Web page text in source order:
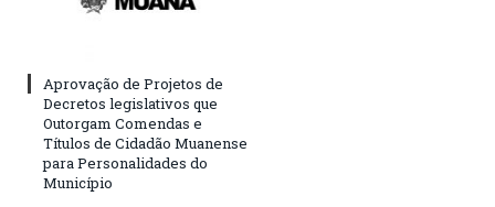
Aprovação de Projetos de
Decretos legislativos que
Outorgam Comendas e
Títulos de Cidadão Muanense
para Personalidades do
Município